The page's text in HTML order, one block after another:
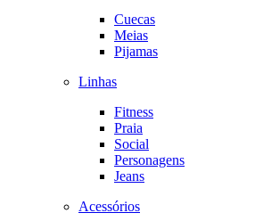
Cuecas
Meias
Pijamas
Linhas
Fitness
Praia
Social
Personagens
Jeans
Acessórios